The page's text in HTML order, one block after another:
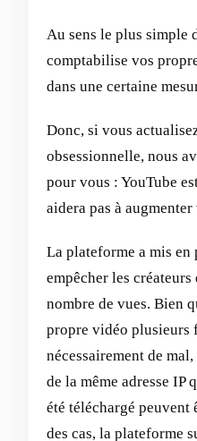
Au sens le plus simple
comptabilise vos
dans une certaine
Donc, si vous
obsessionnelle, nous
pour vous : YouTube
aidera pas à
La plateforme a mis en
empêcher les
nombre de vues. Bien
propre vidéo plusieurs
nécessairement de
de la même adresse IP
été téléchargé peuvent
des cas, la plateforme